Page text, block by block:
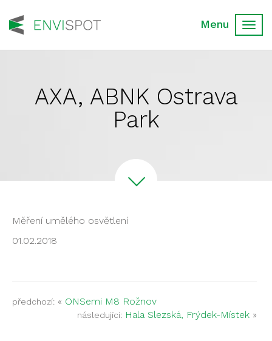
AXA, ABNK Ostrava
Park
Měření umělého osvětlení
01.02.2018
předchozí: « ONSemi M8 Rožnov
následující: Hala Slezská, Frýdek-Místek »